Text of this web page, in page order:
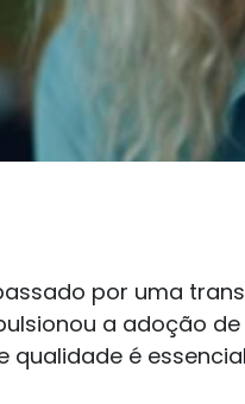
por uma
a adoção
qualidade é